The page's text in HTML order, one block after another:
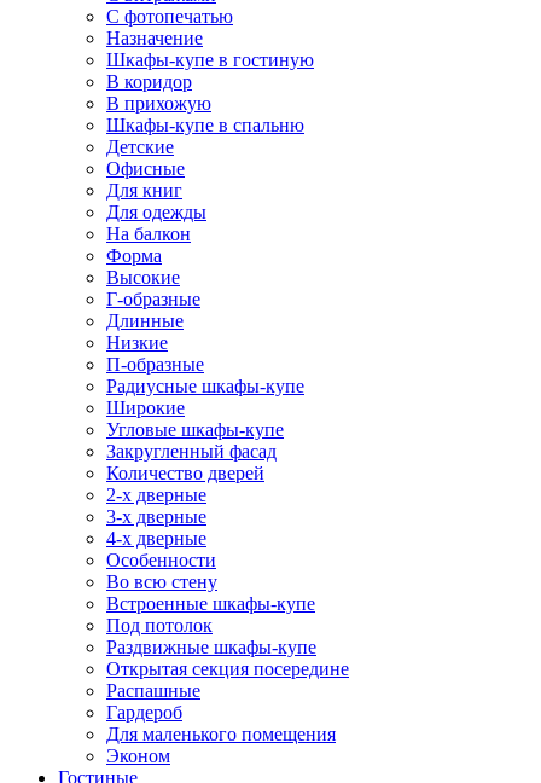
С фотопечатью
Назначение
Шкафы-купе в гостиную
В коридор
В прихожую
Шкафы-купе в спальню
Детские
Офисные
Для книг
Для одежды
На балкон
Форма
Высокие
Г-образные
Длинные
Низкие
П-образные
Радиусные шкафы-купе
Широкие
Угловые шкафы-купе
Закругленный фасад
Количество дверей
2-х дверные
3-х дверные
4-х дверные
Особенности
Во всю стену
Встроенные шкафы-купе
Под потолок
Раздвижные шкафы-купе
Открытая секция посередине
Распашные
Гардероб
Для маленького помещения
Эконом
Гостиные